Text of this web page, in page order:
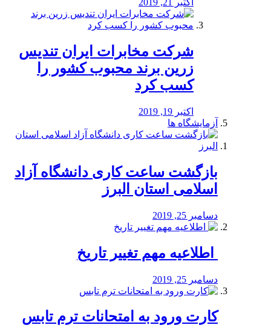
اکتبر 21, 2019
شرکت مخابرات ایران تندیس
زرین برند محبوب کشور را
کسب کرد
اکتبر 19, 2019
آزمایشگاه ها
بازگشت ساعت کاری دانشگاه آزاد
اسلامی استان البرز
دسامبر 25, 2019
️ اطلاعیه مهم تغییر تاریخ
دسامبر 25, 2019
کارت ورود به امتحانات ترم تابس